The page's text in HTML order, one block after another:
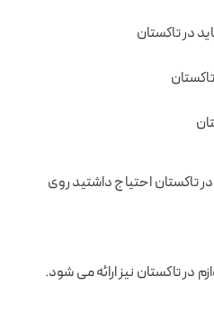
در تاکستان
تاکستان احتیاج داشتید روی
تاکستان نیز ارائه می شود.